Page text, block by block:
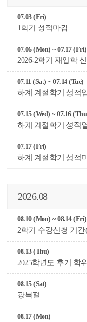
07.03 (Fri)
1학기 성적마감
07.06 (Mon) ~ 07.17 (Fri)
2026-2학기 재입학
07.11 (Sat) ~ 07.14 (Tue)
하계 계절학기 성적
07.15 (Wed) ~ 07.16
하계 계절학기 성적
07.17 (Fri)
하계 계절학기 성적
2026.08
08.10 (Mon) ~ 08.14 (Fri)
2학기 수강신청 기
08.13 (Thu)
2025학년도 후기 학
08.15 (Sat)
광복절
08.17 (Mon)